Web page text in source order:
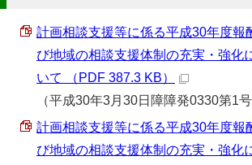
計画相談支援等に係る平成30年度報
び地域の相談支援体制の充実・強化
いて （PDF 387.3 KB）
（平成30年3月30日障障発0330第1号
計画相談支援等に係る平成30年度報
び地域の相談支援体制の充実・強化